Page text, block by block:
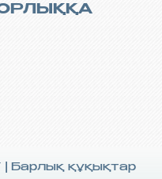
Барлық құқықтар